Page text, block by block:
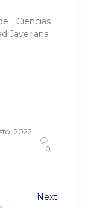
Ciencias
Javeriana
2022
0
Next: